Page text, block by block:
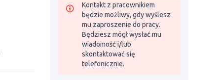
Kontakt z pracownikiem
będzie możliwy, gdy wyślesz
mu zaproszenie do pracy.
Będziesz mógł wysłać mu
wiadomość i/lub
skontaktować się
telefonicznie.